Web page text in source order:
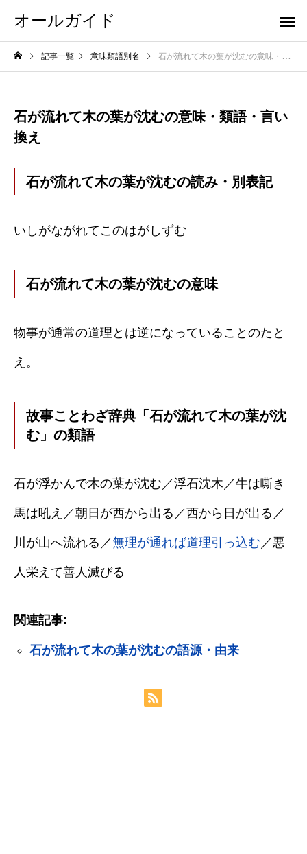
オールガイド
記事一覧 意味類語別名 石が流れて木の葉が沈むの意味・類語・言い換え
石が流れて木の葉が沈むの意味・類語・言い
換え
石が流れて木の葉が沈むの読み・別表記
いしがながれてこのはがしずむ
石が流れて木の葉が沈むの意味
物事が通常の道理とは逆になっていることのたと
え。
故事ことわざ辞典「石が流れて木の葉が沈
む」の類語
石が浮かんで木の葉が沈む／浮石沈木／牛は嘶き
馬は吼え／朝日が西から出る／西から日が出る／
川が山へ流れる／無理が通れば道理引っ込む ／悪
人栄えて善人滅びる
関連記事:
石が流れて木の葉が沈むの語源・由来